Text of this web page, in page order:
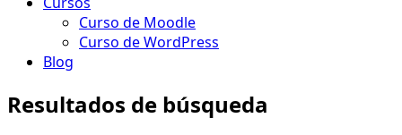
Curso de Moodle
Curso de WordPress
Blog
Resultados de búsqueda